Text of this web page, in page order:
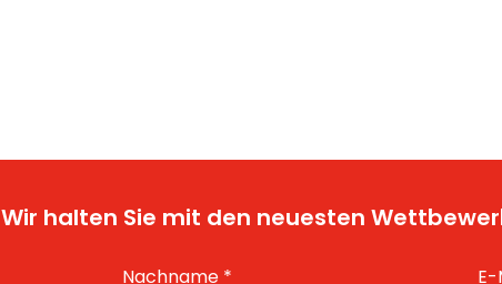
Wir halten Sie mit den neuesten
Nachname * E-